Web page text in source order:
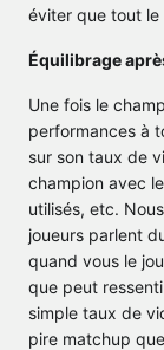
éviter que tout
Équilibrage
Une fois le
performances à
sur son taux de
champion avec
utilisés, etc.
joueurs parlent
quand vous le
que peut
simple taux de
pire matchup